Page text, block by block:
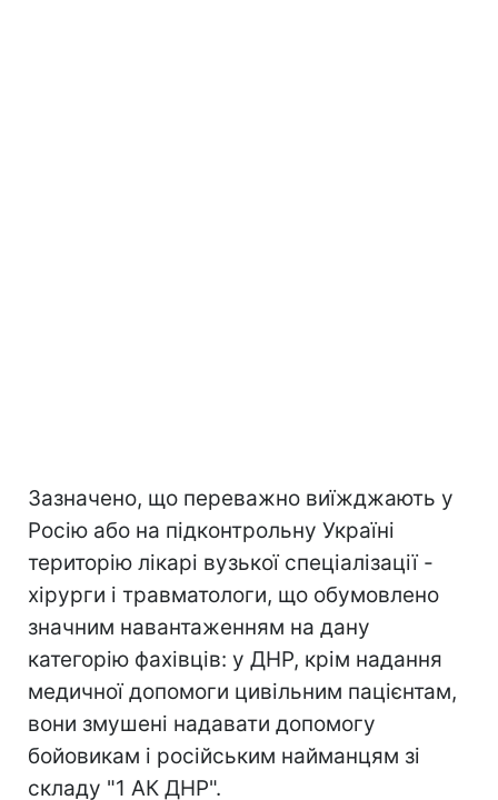
Зазначено, що переважно виїжджають у
Росію або на підконтрольну Україні
територію лікарі вузької спеціалізації -
хірурги і травматологи, що обумовлено
значним навантаженням на дану
категорію фахівців: у ДНР, крім надання
медичної допомоги цивільним пацієнтам,
вони змушені надавати допомогу
бойовикам і російським найманцям зі
складу "1 АК ДНР".